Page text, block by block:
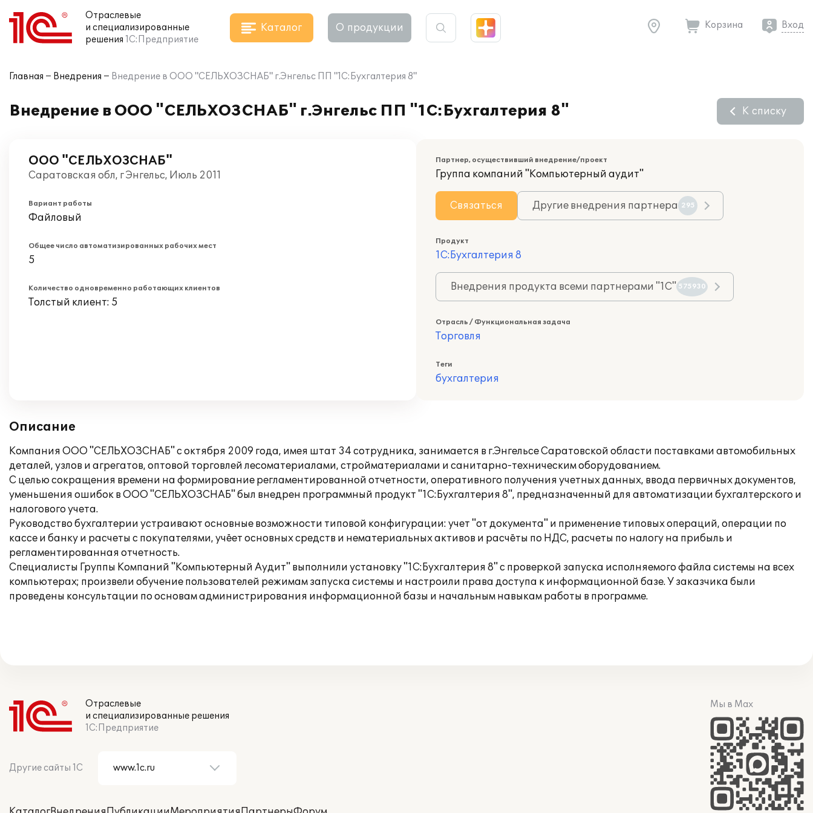
Отраслевые
и специализированные
решения 1С:Предприятие
Каталог О продукции Корзина Вход
Главная Внедрения Внедрение в ООО "СЕЛЬХОЗСНАБ" г.Энгельс ПП "1С:Бухгалтерия 8"
Внедрение в ООО "СЕЛЬХОЗСНАБ" г.Энгельс ПП "1С:Бухгалтерия 8" К списку
ООО "СЕЛЬХОЗСНАБ"
Саратовская обл, г Энгельс, Июль 2011
Вариант работы
Файловый
Общее число автоматизированных рабочих мест
5
Количество одновременно работающих клиентов
Толстый клиент: 5
Партнер, осуществивший внедрение/проект
Группа компаний "Компьютерный аудит"
Связаться Другие внедрения партнера 295
Продукт
1С:Бухгалтерия 8
Внедрения продукта всеми партнерами "1С" 575930
Отрасль / Функциональная задача
Торговля
Теги
бухгалтерия
Описание
Компания ООО "СЕЛЬХОЗСНАБ" с октября 2009 года, имея штат 34 сотрудника, занимается в г.Энгельсе Саратовской области поставками автомобильных
деталей, узлов и агрегатов, оптовой торговлей лесоматериалами, стройматериалами и санитарно-техническим оборудованием.
С целью сокращения времени на формирование регламентированной отчетности, оперативного получения учетных данных, ввода первичных документов,
уменьшения ошибок в ООО "СЕЛЬХОЗСНАБ" был внедрен программный продукт "1С:Бухгалтерия 8", предназначенный для автоматизации бухгалтерского и
налогового учета.
Руководство бухгалтерии устраивают основные возможности типовой конфигурации: учет "от документа" и применение типовых операций, операции по
кассе и банку и расчеты с покупателями, учёет основных средств и нематериальных активов и расчёты по НДС, расчеты по налогу на прибыль и
регламентированная отчетность.
Специалисты Группы Компаний "Компьютерный Аудит" выполнили установку "1С:Бухгалтерия 8" с проверкой запуска исполняемого файла системы на всех
компьютерах; произвели обучение пользователей режимам запуска системы и настроили права доступа к информационной базе. У заказчика были
проведены консультации по основам администрирования информационной базы и начальным навыкам работы в программе.
Отраслевые
и специализированные решения
1С:Предприятие
Другие сайты 1С
Мы в Max